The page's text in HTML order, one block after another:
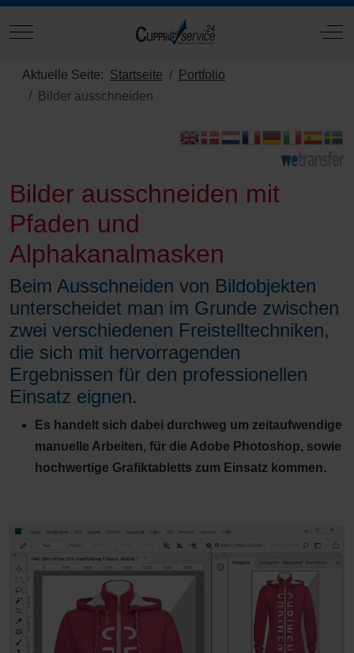
Mobile Menu Toggle Off-
Aktuelle Seite: Startseite
Portfolio
Bilder ausschneiden
Bilder ausschneiden mit
Pfaden und
Alphakanalmasken
Beim Ausschneiden von Bildobjekten
unterscheidet man im Grunde zwischen
zwei verschiedenen Freistelltechniken,
die sich mit hervorragenden
Ergebnissen für den professionellen
Einsatz eignen.
Es handelt sich dabei durchweg um zeitaufwendige
manuelle Arbeiten, für die Adobe Photoshop, sowie
hochwertige Grafiktabletts zum Einsatz kommen.